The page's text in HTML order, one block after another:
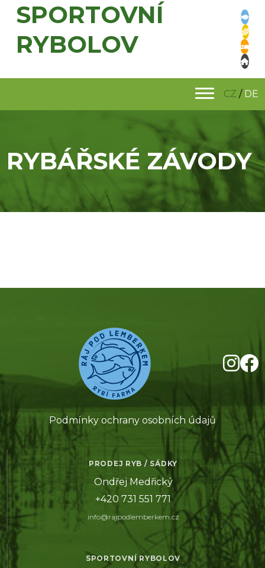
SPORTOVNÍ
RYBOLOV
CZ / DE
RYBÁŘSKÉ ZÁVODY
Podmínky ochrany osobních údajů
PRODEJ RYB / SÁDKY
Ondřej Medřický
+420 731 551 771
info@rajpodlemberkem.cz
SPORTOVNÍ RYBOLOV